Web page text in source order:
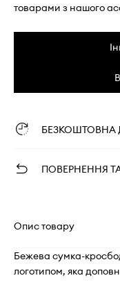
товарами з нашого
БЕЗКОШТОВНА
ПОВЕРНЕННЯ
Опис товару
Бежева сумка-
логотипом, яка